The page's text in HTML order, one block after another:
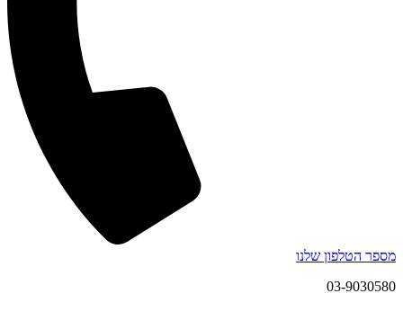
מספר הטלפון שלנו
03-9030580